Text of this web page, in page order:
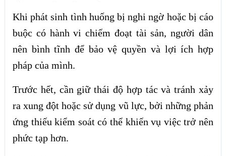
Khi phát sinh tình huống bị nghi ngờ hoặc bị cáo
buộc có hành vi chiếm đoạt tài sản, người dân
nên bình tĩnh để bảo vệ quyền và lợi ích hợp
pháp của mình.
Trước hết, cần giữ thái độ hợp tác và tránh xảy
ra xung đột hoặc sử dụng vũ lực, bởi những phản
ứng thiếu kiểm soát có thể khiến vụ việc trở nên
phức tạp hơn.